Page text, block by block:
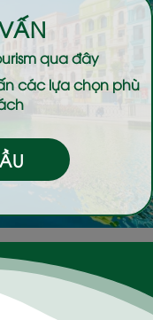
qua đây
các lựa chọn phù